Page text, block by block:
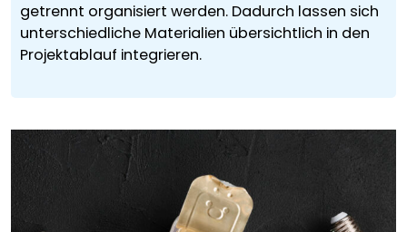
getrennt organisiert werden. Dadurch lassen sich
unterschiedliche Materialien übersichtlich in den
Projektablauf integrieren.